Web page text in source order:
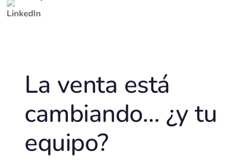
La venta está
cambiando… ¿y tu
equipo?